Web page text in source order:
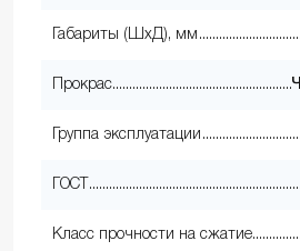
Габариты (ШхД), мм
Прокрас
Группа эксплуатации
ГОСТ
Класс прочности на сжатие